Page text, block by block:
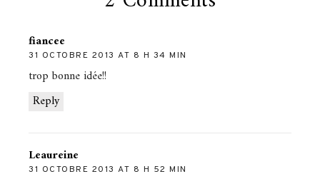
fiancee
31 OCTOBRE 2013 AT 8 H 34 MIN
Reply
trop bonne idée!!
Leaureine
31 OCTOBRE 2013 AT 8 H 52 MIN